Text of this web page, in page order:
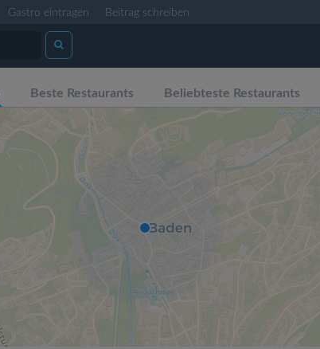
Gastro eintragen Beitrag schreiben
Beste Restaurants Beliebteste Restaurants